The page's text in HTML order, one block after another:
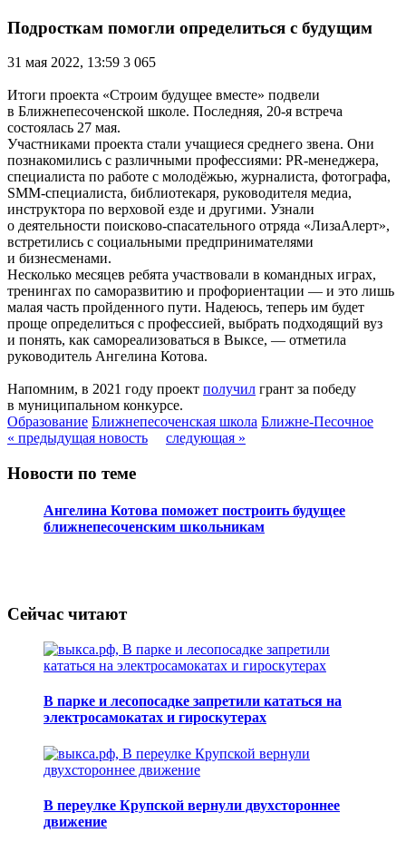
Подросткам помогли определиться с будущим
31 мая 2022, 13:59 3 065
Итоги проекта «Строим будущее вместе» подвели
в Ближнепесоченской школе. Последняя, 20-я встреча
состоялась 27 мая.
Участниками проекта стали учащиеся среднего звена. Они
познакомились с различными профессиями: PR-менеджера,
специалиста по работе с молодёжью, журналиста, фотографа,
SMM-специалиста, библиотекаря, руководителя медиа,
инструктора по верховой езде и другими. Узнали
о деятельности поисково-спасательного отряда «ЛизаАлерт»,
встретились с социальными предпринимателями
и бизнесменами.
Несколько месяцев ребята участвовали в командных играх,
тренингах по саморазвитию и профориентации — и это лишь
малая часть пройденного пути. Надеюсь, теперь им будет
проще определиться с профессией, выбрать подходящий вуз
и понять, как самореализоваться в Выксе, — отметила
руководитель Ангелина Котова.
Напомним, в 2021 году проект получил грант за победу
в муниципальном конкурсе.
Образование Ближнепесоченская школа Ближне-Песочное
« предыдущая новость
следующая »
Новости по теме
Ангелина Котова поможет построить будущее
ближнепесоченским школьникам
Сейчас читают
В парке и лесопосадке запретили кататься на
электросамокатах и гироскутерах
В переулке Крупской вернули двухстороннее
движение